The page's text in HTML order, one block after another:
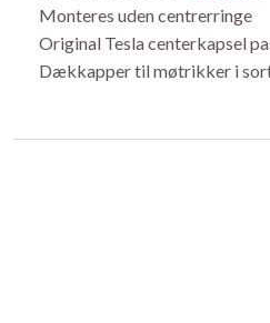
Monteres uden centrerringe
Original Tesla centerkapsel
Dækkapper til møtrikker i